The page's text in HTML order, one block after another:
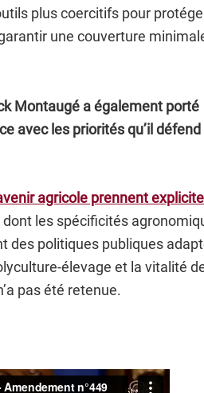
plus coercitifs pour
une couverture
Montaugé a également porté
avec les priorités qu’il défend
agricole prennent
dont les spécificités
des politiques publiques
élevage et la vitalité
pas été retenue.